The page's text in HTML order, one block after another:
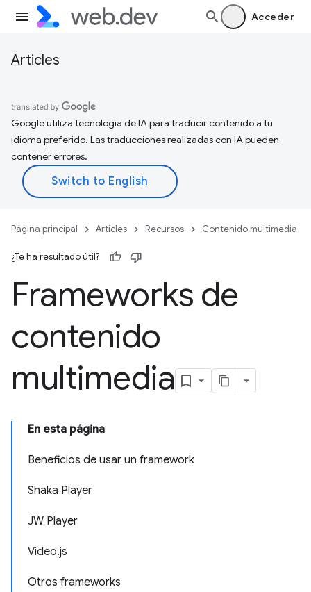
Acceder
Articles
Google utiliza tecnología de IA para traducir contenido a tu
idioma preferido. Las traducciones realizadas con IA pueden
contener errores.
Página principal Articles Recursos Contenido multimedia
¿Te ha resultado útil?
Frameworks de
contenido
multimedia
En esta página
Beneficios de usar un framework
Shaka Player
JW Player
Video.js
Otros frameworks